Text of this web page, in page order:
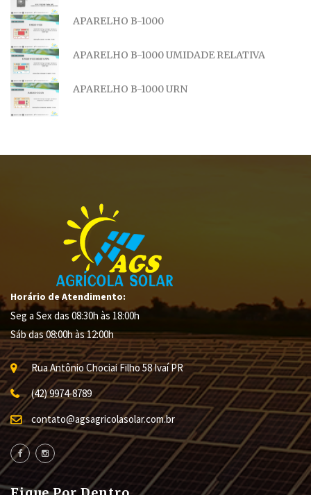
APARELHO B-1000
APARELHO B-1000 UMIDADE RELATIVA
APARELHO B-1000 URN
Horário de Atendimento:
Seg a Sex das 08:30h às 18:00h
Sáb das 08:00h às 12:00h
Rua Antônio Chociai Filho58IvaíPR
(42) 9974-8789
contato@agsagricolasolar.com.br